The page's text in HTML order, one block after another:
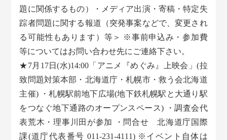
題に関係するもの）・メディア出演・寄稿・特定失
踪者問題に関する報道（突発事案などで、変更され
る可能性もあります）等＞ ※事前申込み・参加費
等についてはお問い合わせ先にご連絡下さい。
★7月17日(水)14:00「アニメ『めぐみ』上映会」(拉
致問題対策本部・北海道庁・札幌市・救う会北海道
主催) ・札幌駅前地下広場(地下鉄札幌駅と大通り駅
をつなぐ地下通路のオープンスペース) ・調査会代
表荒木・理事川田が参加 ・問合せ 北海道庁国際
課(道庁代表番号 011-231-4111) ※イベント自体は